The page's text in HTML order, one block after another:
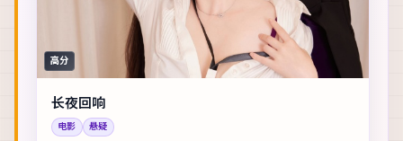
高分
长夜回响
电影 悬疑